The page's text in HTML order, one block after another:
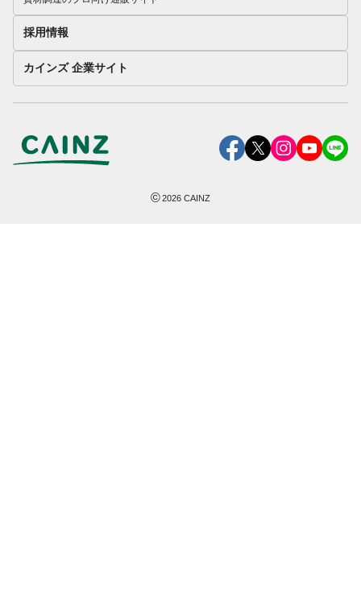
採用情報
カインズ 企業サイト
©2026 CAINZ